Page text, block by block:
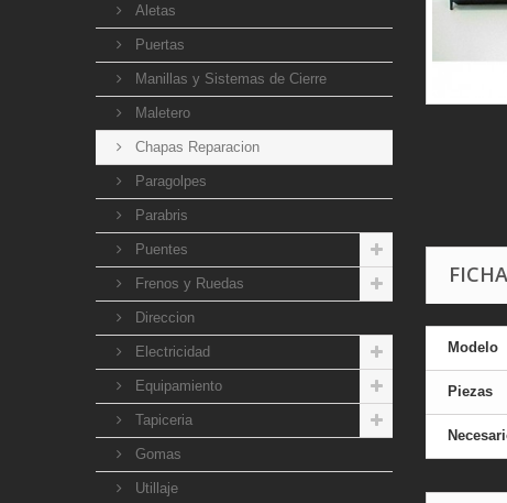
Aletas
Puertas
Manillas y Sistemas de Cierre
Maletero
Chapas Reparacion
Paragolpes
Parabris
Puentes
Frenos y Ruedas
Direccion
Electricidad
Equipamiento
Tapiceria
Gomas
Utillaje
Modelo
Piezas